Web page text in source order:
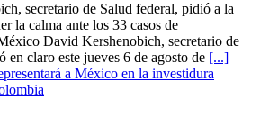
secretario de Salud federal, pidió a la
la calma ante los 33 casos de
David Kershenobich, secretario de
en claro este jueves 6 de agosto de [...]